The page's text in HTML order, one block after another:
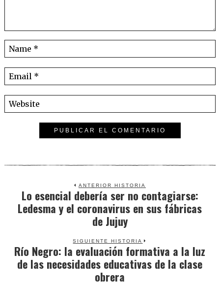
ANTERIOR HISTORIA
Previous
post:
Lo esencial debería ser no contagiarse:
Ledesma y el coronavirus en sus fábricas
de Jujuy
SIGUIENTE HISTORIA
Next
post:
Río Negro: la evaluación formativa a la luz
de las necesidades educativas de la clase
obrera